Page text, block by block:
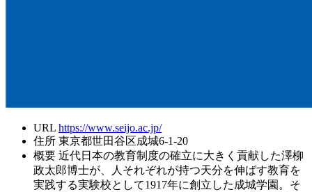
URL https://www.seijo.ac.jp/
住所 東京都世田谷区成城6-1-20
概要 近代日本の教育制度の確立に大きく貢献した澤柳
政太郎博士が、人それぞれが持つ天分を伸ばす教育を
実践する実験校として1917年に創立した成城学園。そ